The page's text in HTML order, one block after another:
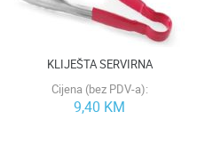
KLIJEŠTA SERVIRNA
Cijena (bez PDV-a):
9,40 KM